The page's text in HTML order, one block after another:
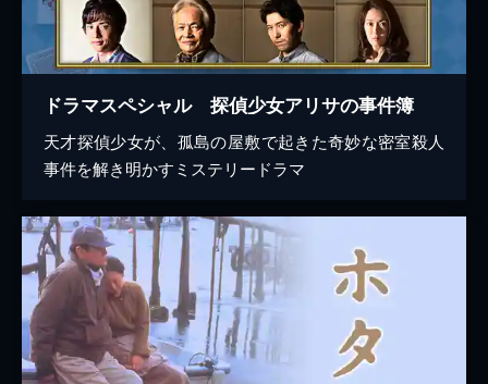
ドラマスペシャル 探偵少女アリサの事件簿
天才探偵少女が、孤島の屋敷で起きた奇妙な密室殺人
事件を解き明かすミステリードラマ